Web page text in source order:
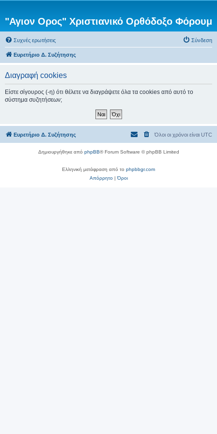
"Αγιον Ορος" Χριστιανικό Ορθόδοξο Φόρουμ
Συχνές ερωτήσεις Σύνδεση
Ευρετήριο Δ. Συζήτησης
Διαγραφή cookies
Είστε σίγουρος (-η) ότι θέλετε να διαγράψετε όλα τα cookies από αυτό το
σύστημα συζητήσεων;
Ευρετήριο Δ. Συζήτησης Όλοι οι χρόνοι είναι UTC
Δημιουργήθηκε από phpBB® Forum Software © phpBB Limited
Ελληνική μετάφραση από το phpbbgr.com
Απόρρητο|Όροι